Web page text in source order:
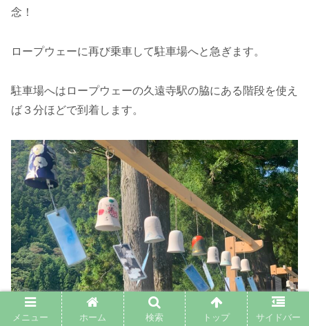
念！
ロープウェーに再び乗車して駐車場へと急ぎます。
駐車場へはロープウェーの久遠寺駅の脇にある階段を使え
ば３分ほどで到着します。
メニュー ホーム 検索 トップ サイドバー